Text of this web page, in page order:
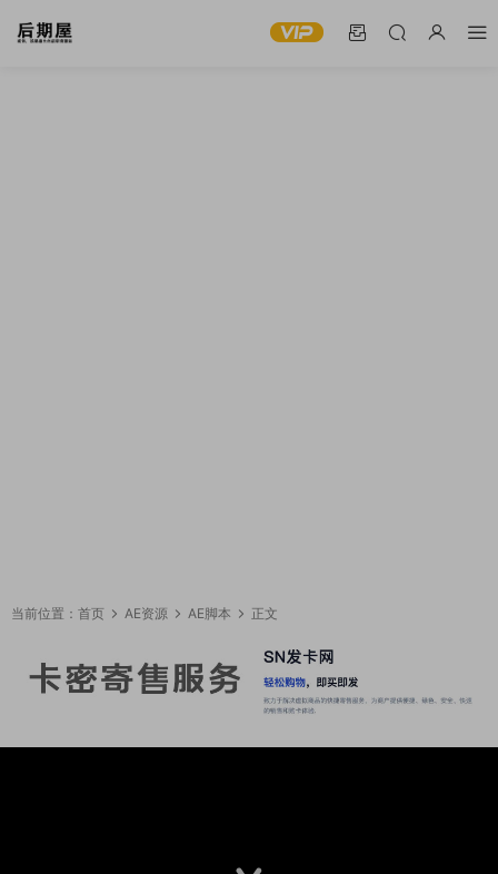
当前位置： 首页 AE资源 AE脚本 正文